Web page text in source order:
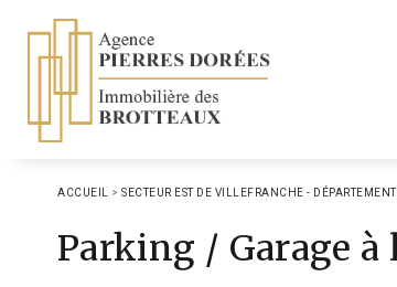
ACCUEIL > SECTEUR EST DE VILLEFRANCHE -
Parking / Garage à